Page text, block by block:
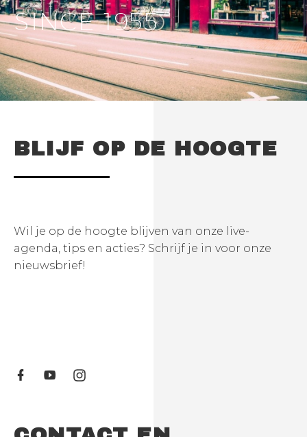
SINCE 1955
BLIJF OP DE HOOGTE
Wil je op de hoogte blijven van onze live-
agenda, tips en acties? Schrijf je in voor onze
nieuwsbrief!